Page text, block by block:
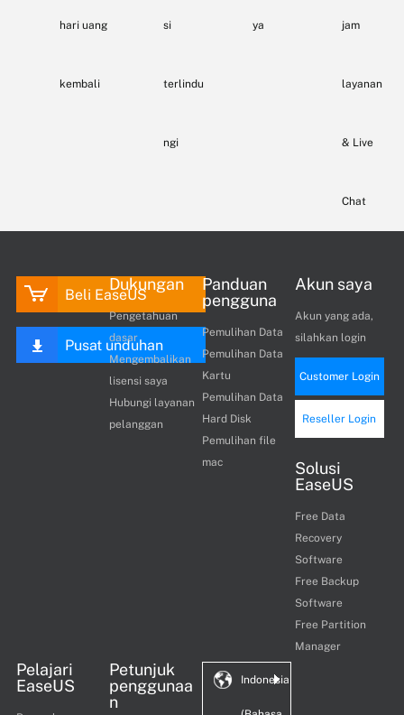
hari uang
kembali
si
terlindu
ngi
ya jam
layanan
& Live
Chat
Beli EaseUS
Pusat unduhan
Dukungan
Pengetahuan
dasar
Mengembalikan
lisensi saya
Hubungi layanan
pelanggan
Panduan
pengguna
Pemulihan Data
Pemulihan Data
Kartu
Pemulihan Data
Hard Disk
Pemulihan file
mac
Akun saya
Akun yang ada,
silahkan login
Customer Login
Reseller Login
Solusi
EaseUS
Free Data
Recovery
Software
Free Backup
Software
Free Partition
Manager
Pelajari
EaseUS
Petunjuk
penggunaa
n
Indonesia